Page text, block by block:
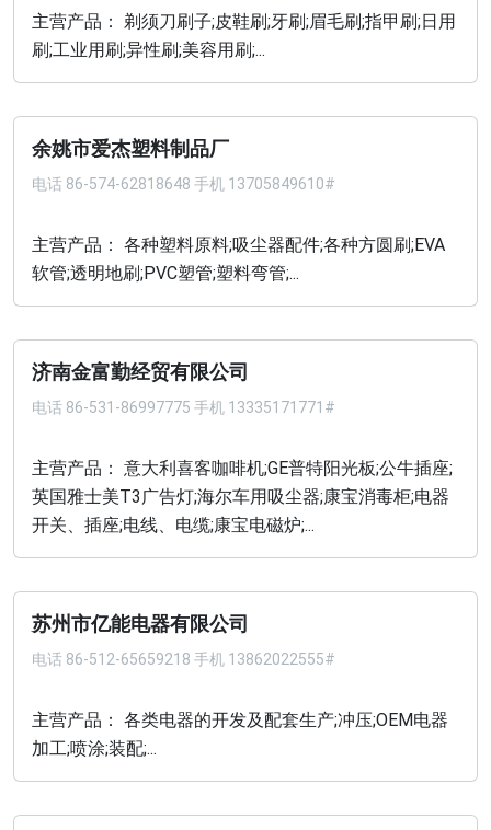
主营产品： 剃须刀刷子;皮鞋刷;牙刷;眉毛刷;指甲刷;日用
刷;工业用刷;异性刷;美容用刷;...
余姚市爱杰塑料制品厂
电话 86-574-62818648 手机 13705849610#
主营产品： 各种塑料原料;吸尘器配件;各种方圆刷;EVA
软管;透明地刷;PVC塑管;塑料弯管;...
济南金富勤经贸有限公司
电话 86-531-86997775 手机 13335171771#
主营产品： 意大利喜客咖啡机;GE普特阳光板;公牛插座;
英国雅士美T3广告灯;海尔车用吸尘器;康宝消毒柜;电器
开关、插座;电线、电缆;康宝电磁炉;...
苏州市亿能电器有限公司
电话 86-512-65659218 手机 13862022555#
主营产品： 各类电器的开发及配套生产;冲压;OEM电器
加工;喷涂;装配;...